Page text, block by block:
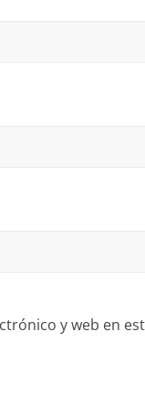
y web en